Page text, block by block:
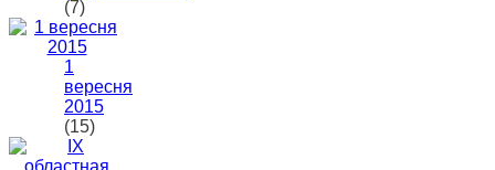
(7)
1
вересня
2015
(15)